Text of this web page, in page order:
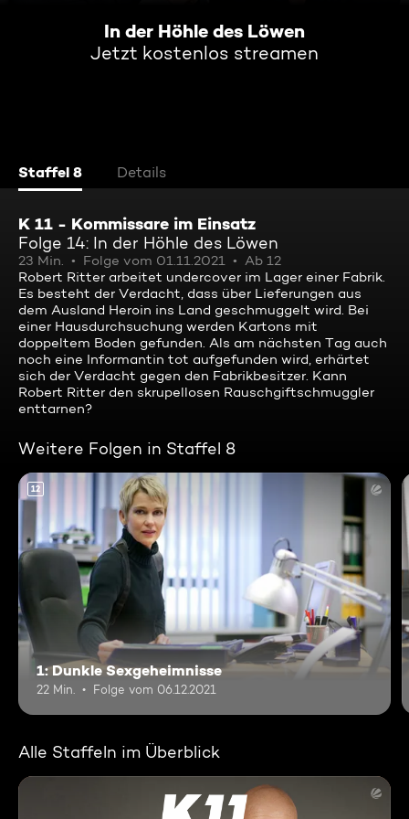
In der Höhle des Löwen
Jetzt kostenlos streamen
Staffel 8 Details
K 11 - Kommissare im Einsatz
Folge 14: In der Höhle des Löwen
23 Min. Folge vom 01.11.2021
Ab 12
Robert Ritter arbeitet undercover im Lager einer Fabrik.
Es besteht der Verdacht, dass über Lieferungen aus
dem Ausland Heroin ins Land geschmuggelt wird. Bei
einer Hausdurchsuchung werden Kartons mit
doppeltem Boden gefunden. Als am nächsten Tag auch
noch eine Informantin tot aufgefunden wird, erhärtet
sich der Verdacht gegen den Fabrikbesitzer. Kann
Robert Ritter den skrupellosen Rauschgiftschmuggler
enttarnen?
Weitere Folgen in Staffel 8
12
1: Dunkle Sexgeheimnisse
22 Min. Folge vom 06.12.2021
Alle Staffeln im Überblick